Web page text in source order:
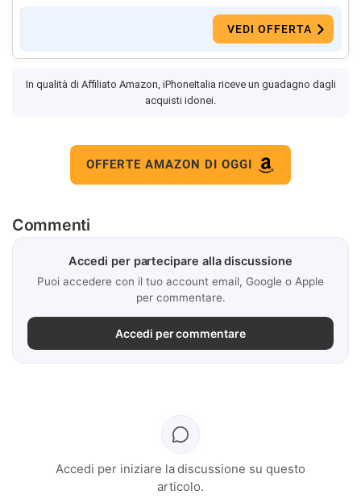
VEDI OFFERTA
In qualità di Affiliato Amazon, iPhoneItalia riceve un guadagno dagli
acquisti idonei.
OFFERTE AMAZON DI OGGI
Commenti
Accedi per partecipare alla discussione
Puoi accedere con il tuo account email, Google o Apple
per commentare.
Accedi per commentare
Accedi per iniziare la discussione su questo
articolo.